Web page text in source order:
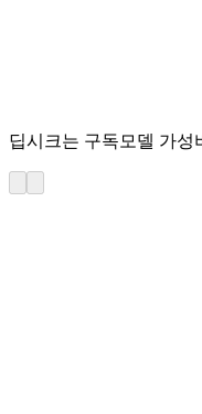
딥시크는 구독모델 가성